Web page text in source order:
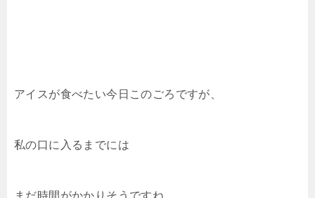
アイスが食べたい今日このごろですが、
私の口に入るまでには
まだ時間がかかりそうですね。。。